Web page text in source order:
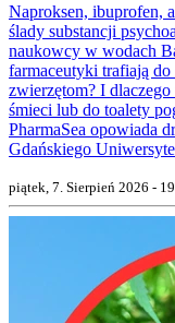
Naproksen, ibuprofen,
ślady substancji
naukowcy w wodach
farmaceutyki trafiają
zwierzętom? I
śmieci lub do toalety
PharmaSea opowiada
Gdańskiego
piątek, 7. Sierpień 2026 -